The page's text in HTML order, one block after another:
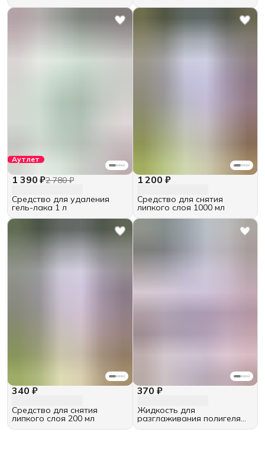
Аутлет
1 390 ₽2 780 ₽
Средство для удаления
гель-лака 1 л
1 200 ₽
Средство для снятия
липкого слоя 1000 мл
340 ₽
Средство для снятия
липкого слоя 200 мл
370 ₽
Жидкость для
разглаживания полигеля